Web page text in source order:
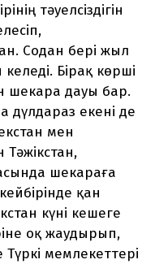
тәуелсіздігін
Содан бері жыл
келеді. Бірақ көрші
шекара дауы бар.
дүлдараз екені де
мен
шекараға
қан
күні кешеге
оқ жаудырып,
мемлекеттері